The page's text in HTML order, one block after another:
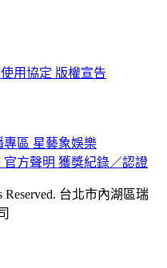
用協定 版權宣告
專區 星藝象娛樂
官方聲明 獲獎紀錄／認證
台北市內湖區瑞